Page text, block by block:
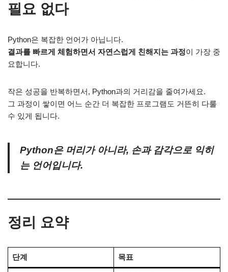
필요 없다
Python은 복잡한 언어가 아닙니다.
결과를 빠르게 체험하면서 자연스럽게 친해지는 과정이 가장 중
요합니다.
작은 성공을 반복하면서, Python과의 거리감을 줄여가세요.
그 과정이 쌓이면 어느 순간 더 복잡한 프로그램도 거뜬히 다룰
수 있게 됩니다.
Python은 머리가 아니라, 손과 감각으로 익히
는 언어입니다.
정리 요약
단계 목표